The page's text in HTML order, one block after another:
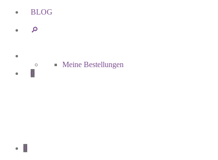
BLOG
🔎︎
Meine Bestellungen
0
0